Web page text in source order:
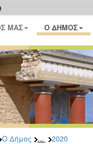
ΜΑΣ Ο ΔΗΜΟΣ
Ο Δήμος ... 2020